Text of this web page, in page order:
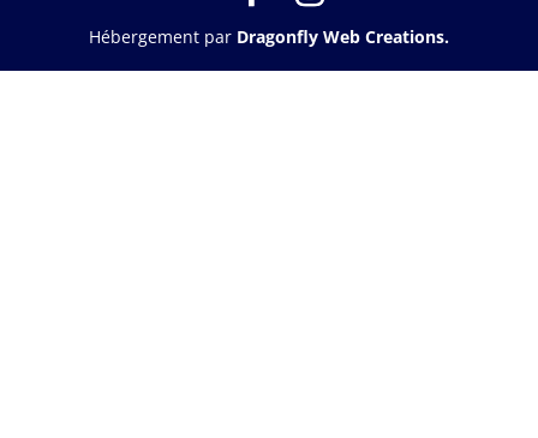
Hébergement par Dragonfly Web Creations.